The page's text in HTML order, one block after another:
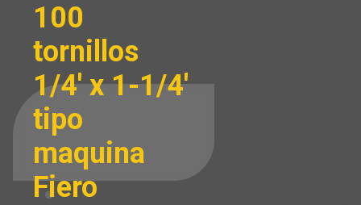
100
tornillos
1/4′ x 1-1/4′
tipo
maquina
Fiero